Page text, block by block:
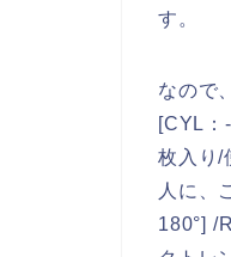
す。
なので
[CYL：
枚入り/
人に、
180°] /